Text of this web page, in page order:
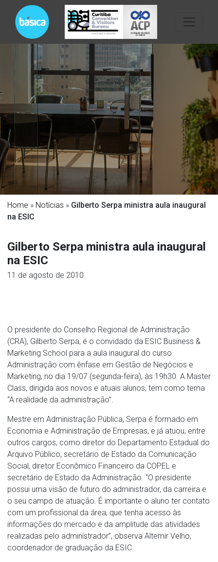
Home » Notícias » Gilberto Serpa ministra aula inaugural
na ESIC
Gilberto Serpa ministra aula inaugural
na ESIC
11 de agosto de 2010
O presidente do Conselho Regional de Administração
(CRA), Gilberto Serpa, é o convidado da ESIC Business &
Marketing School para a aula inaugural do curso
Administração com ênfase em Gestão de Negócios e
Marketing, no dia 19/07 (segunda-feira), às 19h30. A Master
Class, dirigida aos novos e atuais alunos, tem como tema
“A realidade da administração”.
Mestre em Administração Pública, Serpa é formado em
Economia e Administração de Empresas, e já atuou, entre
outros cargos, como diretor do Departamento Estadual do
Arquivo Público, secretário de Estado da Comunicação
Social, diretor Econômico Financeiro da COPEL e
secretário de Estado da Administração. “O presidente
possui uma visão de futuro do administrador, da carreira e
o seu campo de atuação. É importante o aluno ter contato
com um profissional da área, que tenha acesso às
informações do mercado e da amplitude das atividades
realizadas pelo administrador”, observa Altemir Velho,
coordenador de graduação da ESIC.